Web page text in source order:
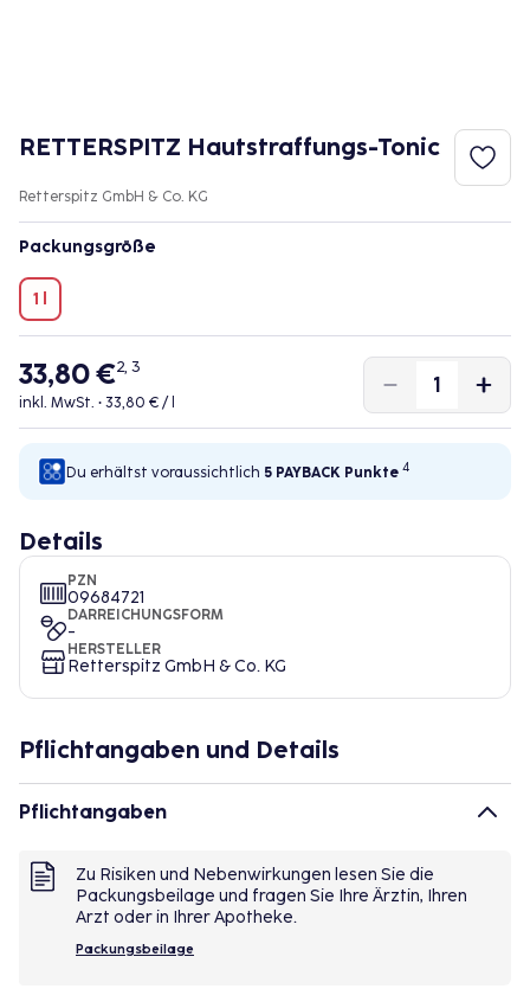
RETTERSPITZ Hautstraffungs-Tonic
Retterspitz GmbH & Co. KG
Packungsgröße
1 l
33,80 €2, 3
inkl. MwSt. • 33,80 € / l
Du erhältst voraussichtlich 5 PAYBACK Punkte 4
Details
PZN
09684721
DARREICHUNGSFORM
-
HERSTELLER
Retterspitz GmbH & Co. KG
Pflichtangaben und Details
Pflichtangaben
Zu Risiken und Nebenwirkungen lesen Sie die
Packungsbeilage und fragen Sie Ihre Ärztin, Ihren
Arzt oder in Ihrer Apotheke.
Packungsbeilage